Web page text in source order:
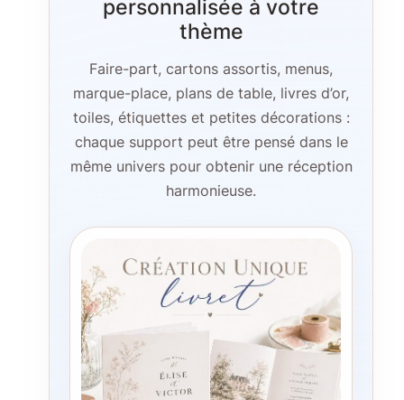
personnalisée à votre
thème
Faire-part, cartons assortis, menus,
marque-place, plans de table, livres d’or,
toiles, étiquettes et petites décorations :
chaque support peut être pensé dans le
même univers pour obtenir une réception
harmonieuse.